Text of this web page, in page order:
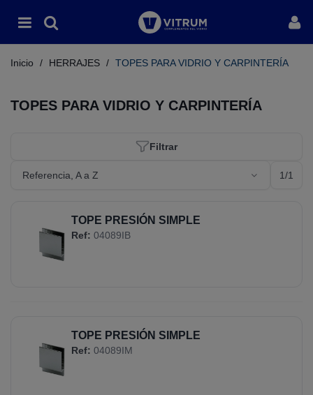
Inicio / HERRAJES / TOPES PARA VIDRIO Y CARPINTERÍA
TOPES PARA VIDRIO Y CARPINTERÍA
Filtrar
Referencia, A a Z 1/1
TOPE PRESIÓN SIMPLE
Ref: 04089IB
TOPE PRESIÓN SIMPLE
Ref: 04089IM